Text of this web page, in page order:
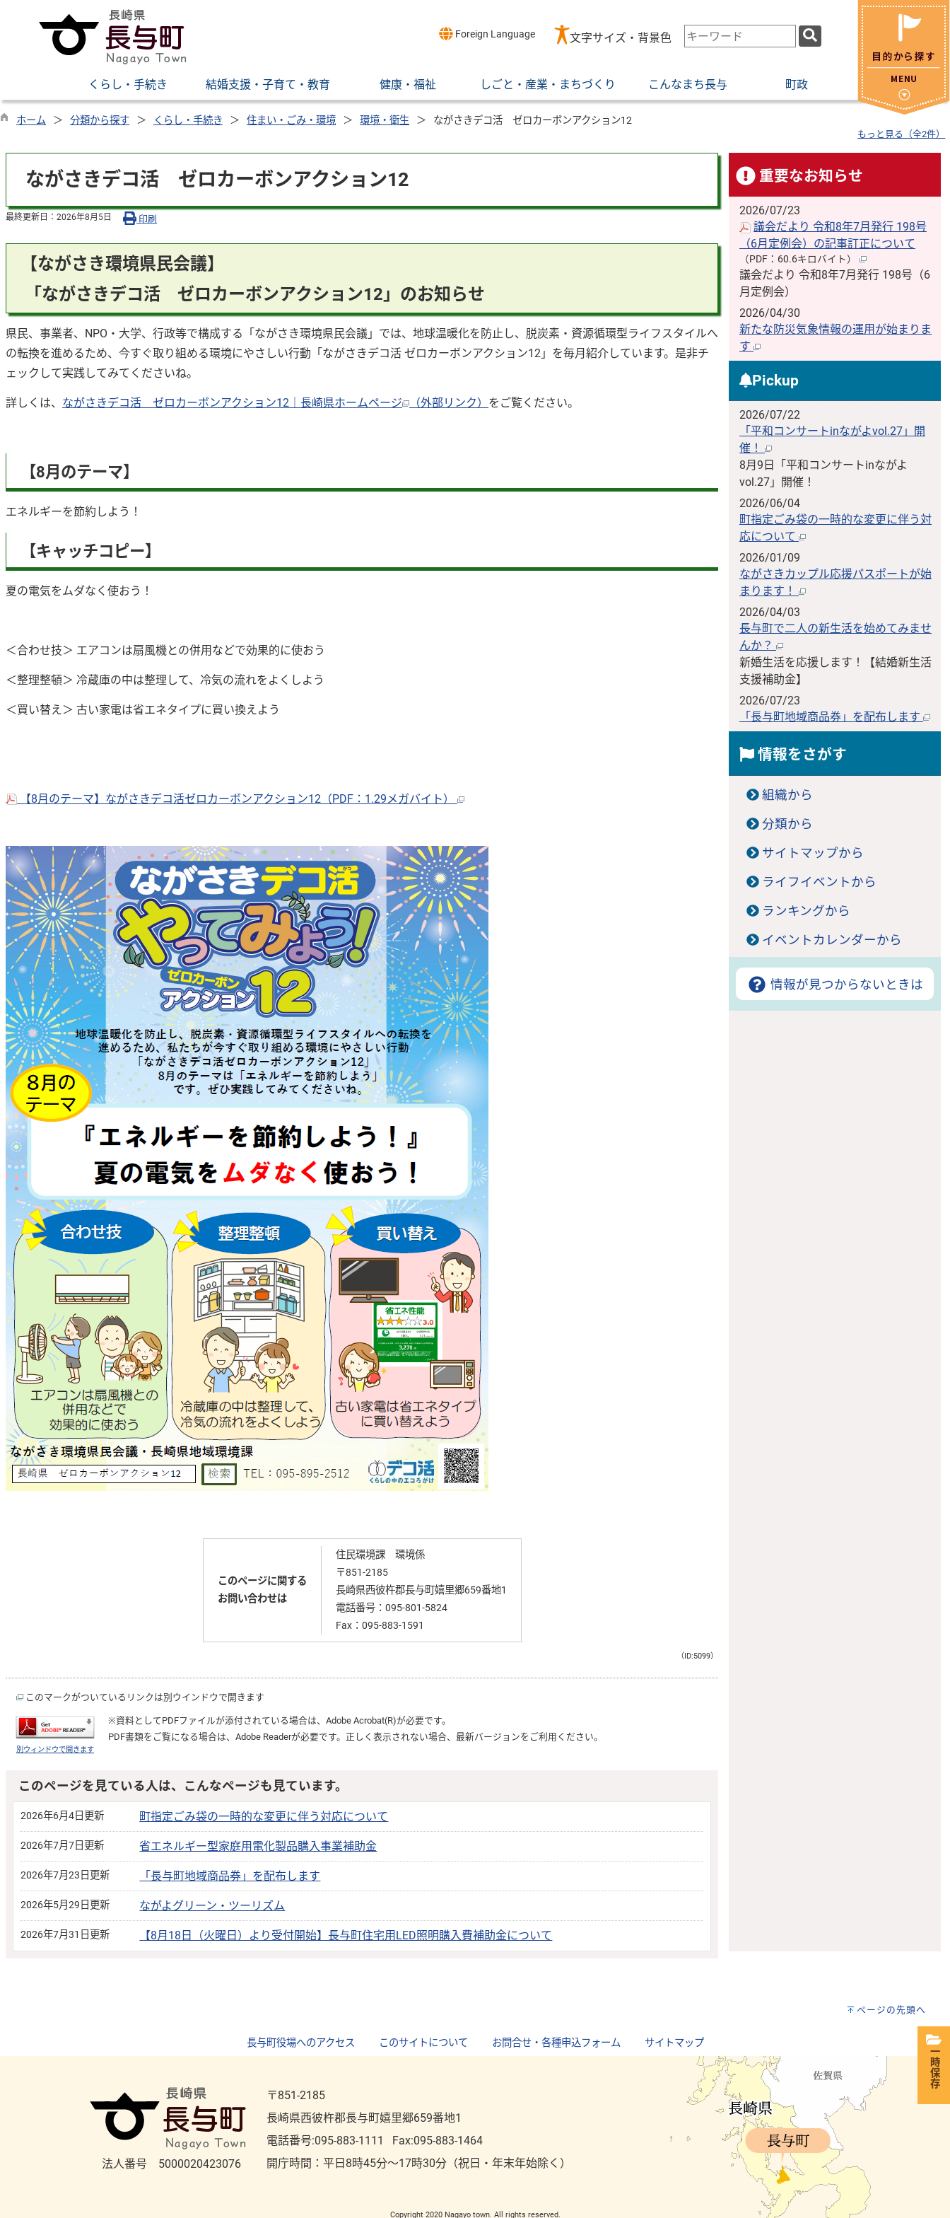
Foreign Language 文字サイズ・背景色
検
索
ー
ワ
くらし・手続き 結婚支援・子育て・教育 健康・福祉 しごと・産業・まちづくり こんなまち長与 町政
ホーム 分類から探す くらし・手続き 住まい・ごみ・環境 環境・衛生 ながさきデコ活 ゼロカーボンアクション12
もっと見る（全2件）
ながさきデコ活 ゼロカーボンアクション12
最終更新日： 2026年8月5日 印刷
【ながさき環境県民会議】
「ながさきデコ活 ゼロカーボンアクション12」のお知らせ
県民、事業者、NPO・大学、行政等で構成する「ながさき環境県民会議」では、地球温暖化を防止し、脱炭素・資源循環型ライフスタイルへ
の転換を進めるため、今すぐ取り組める環境にやさしい行動「ながさきデコ活 ゼロカーボンアクション12」を毎月紹介しています。是非チ
ェックして実践してみてくださいね。
詳しくは、 ながさきデコ活 ゼロカーボンアクション12｜長崎県ホームページ （外部リンク） をご覧ください。
【8月のテーマ】
エネルギーを節約しよう！
【キャッチコピー】
夏の電気をムダなく使おう！
＜合わせ技＞ エアコンは扇風機との併用などで効果的に使おう
＜整理整頓＞ 冷蔵庫の中は整理して、冷気の流れをよくしよう
＜買い替え＞ 古い家電は省エネタイプに買い換えよう
【8月のテーマ】ながさきデコ活ゼロカーボンアクション12（PDF：1.29メガバイト）
このページに関する
お問い合わせは
住民環境課 環境係
〒851-2185
長崎県西彼杵郡長与町嬉里郷659番地1
電話番号： 095-801-5824
Fax：095-883-1591
（ID:5099）
このマークがついているリンクは別ウインドウで開きます
別ウィンドウで開きます
※資料としてPDFファイルが添付されている場合は、 Adobe Acrobat(R)が必要です。
PDF書類をご覧になる場合は、 Adobe Readerが必要です。正しく表示されない場合、最新バージョンをご利用ください。
このページを見ている人は、こんなページも見ています。
2026年6月4日更新 町指定ごみ袋の一時的な変更に伴う対応について
2026年7月7日更新 省エネルギー型家庭用電化製品購入事業補助金
2026年7月23日更新 「長与町地域商品券」を配布します
2026年5月29日更新 ながよグリーン・ツーリズム
2026年7月31日更新 【8月18日（火曜日）より受付開始】長与町住宅用LED照明購入費補助金について
重要なお知らせ
2026/07/23
議会だより 令和8年7月発行 198号
（6月定例会）の記事訂正について
（PDF：60.6キロバイト）
議会だより 令和8年7月発行 198号（6
月定例会）
2026/04/30
新たな防災気象情報の運用が始まりま
す
Pickup
2026/07/22
「平和コンサートinながよvol.27」開
催！
8月9日「平和コンサートinながよ
vol.27」開催！
2026/06/04
町指定ごみ袋の一時的な変更に伴う対
応について
2026/01/09
ながさきカップル応援パスポートが始
まります！
2026/04/03
長与町で二人の新生活を始めてみませ
んか？
新婚生活を応援します！【結婚新生活
支援補助金】
2026/07/23
「長与町地域商品券」を配布します
情報をさがす
組織から
分類から
サイトマップから
ライフイベントから
ランキングから
イベントカレンダーから
情報が見つからないときは
ページの先頭へ
長与町役場へのアクセス このサイトについて お問合せ・各種申込フォーム サイトマップ
法人番号 5000020423076
〒851-2185
長崎県西彼杵郡長与町嬉里郷659番地1
電話番号:095-883-1111
Fax:095-883-1464
開庁時間：平⽇8時45分～17時30分（祝⽇・年末年始除く）
Copyright 2020 Nagayo town. All rights reserved.
一時保存